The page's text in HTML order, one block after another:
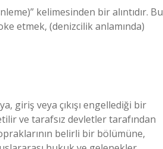
kelimesinden bir alıntıdır. Bu
etmek, (denizcilik anlamında)
giriş veya çıkışı engellediği bir
ve tarafsız devletler tarafından
belirli bir bölümüne,